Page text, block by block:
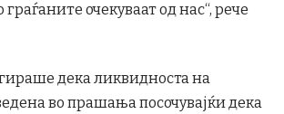
очекуваат од нас“, рече
дека ликвидноста на
во прашања посочувајќи дека